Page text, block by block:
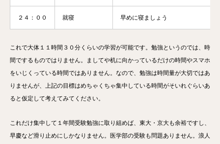
２４：００ 就寝 早めに寝ましょう
これで大体１１時間３０分くらいの学習が可能です。勉強というのでは、時
間でするものではりません。ましてや机に向かっているだけの時間やスマホ
をいじくっている時間ではありません。なので、勉強は時間量が大切ではあ
りませんが、上記の目標はめちゃくちゃ集中している時間がそいれぐらいあ
ると仮定して考えてみてください。
これだけ集中して１年間受験勉強に取り組めば、東大・京大も余裕ですし、
早慶など滑り止めにしかなりません。医学部の受験も問題ありません。浪人